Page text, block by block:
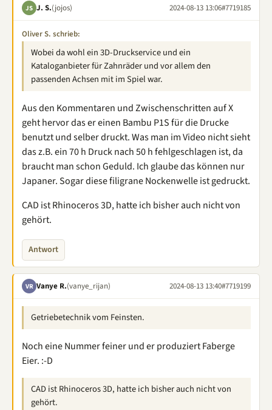
JS J. S.(jojos) 2024-08-13 13:06#7719185
Oliver S. schrieb:
Wobei da wohl ein 3D-Druckservice und ein
Kataloganbieter für Zahnräder und vor allem den
passenden Achsen mit im Spiel war.
Aus den Kommentaren und Zwischenschritten auf X
geht hervor das er einen Bambu P1S für die Drucke
benutzt und selber druckt. Was man im Video nicht sieht
das z.B. ein 70 h Druck nach 50 h fehlgeschlagen ist, da
braucht man schon Geduld. Ich glaube das können nur
Japaner. Sogar diese filigrane Nockenwelle ist gedruckt.
CAD ist Rhinoceros 3D, hatte ich bisher auch nicht von
gehört.
Antwort
VR Vanye R.(vanye_rijan) 2024-08-13 13:40#7719199
Getriebetechnik vom Feinsten.
Noch eine Nummer feiner und er produziert Faberge
Eier. :-D
CAD ist Rhinoceros 3D, hatte ich bisher auch nicht von
gehört.